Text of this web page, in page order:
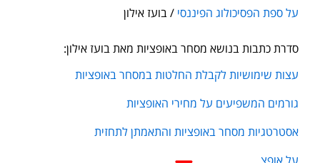
על ספת הפסיכולוג הפיננסי / בועז אילון
סדרת כתבות בנושא מסחר באופציות מאת בועז אילון:
עצות שימושיות לקבלת החלטות במסחר באופציות
גורמים המשפיעים על מחירי האופציות
אסטרטגיות מסחר באופציות והתאמתן לתחזית